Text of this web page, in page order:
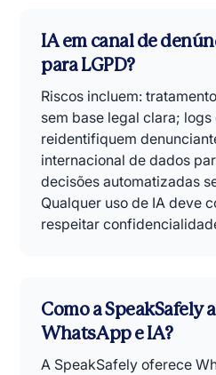
IA em canal de
para LGPD?
Riscos incluem:
sem base legal clara;
reidentifiquem
internacional de dados
decisões automatizadas
Qualquer uso de IA deve
respeitar
Como a SpeakSafely
WhatsApp e IA?
A SpeakSafely oferece